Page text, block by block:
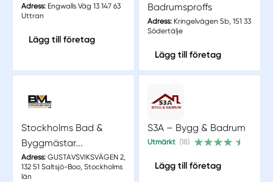
Adress:Engwalls Väg 13 147 63
Uttran
Lägg till företag
Badrumsproffs
Adress:Kringelvägen 5b, 151 33
Södertälje
Lägg till företag
Stockholms Bad &
Byggmästar...
Adress:GUSTAVSVIKSVÄGEN 2,
132 51 Saltsjö-Boo, Stockholms
län
S3A – Bygg & Badrum
Utmärkt (18)
Lägg till företag